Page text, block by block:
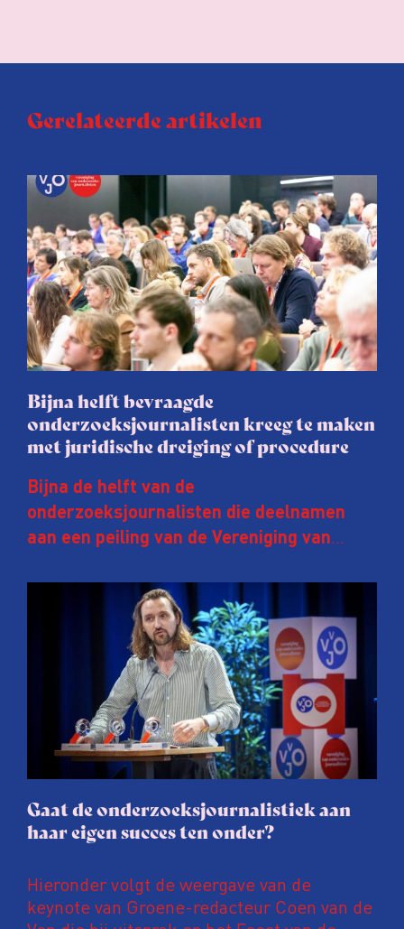
Gerelateerde artikelen
Bijna helft bevraagde
onderzoeksjournalisten kreeg te maken
met juridische dreiging of procedure
Bijna de helft van de
onderzoeksjournalisten die deelnamen
aan een peiling van de Vereniging van
afgelopen twee jaar te maken met
juridische dreiging of een juridische
procedure rond het eigen werk. Dat kost
journalisten tijd, ook ervaren zij stress en
soms worden publicaties aangepast of
gaat de hele publicatie zelfs niet door.
Gaat de onderzoeksjournalistiek aan
haar eigen succes ten onder?
Hieronder volgt de weergave van de
keynote van Groene-redacteur Coen van de